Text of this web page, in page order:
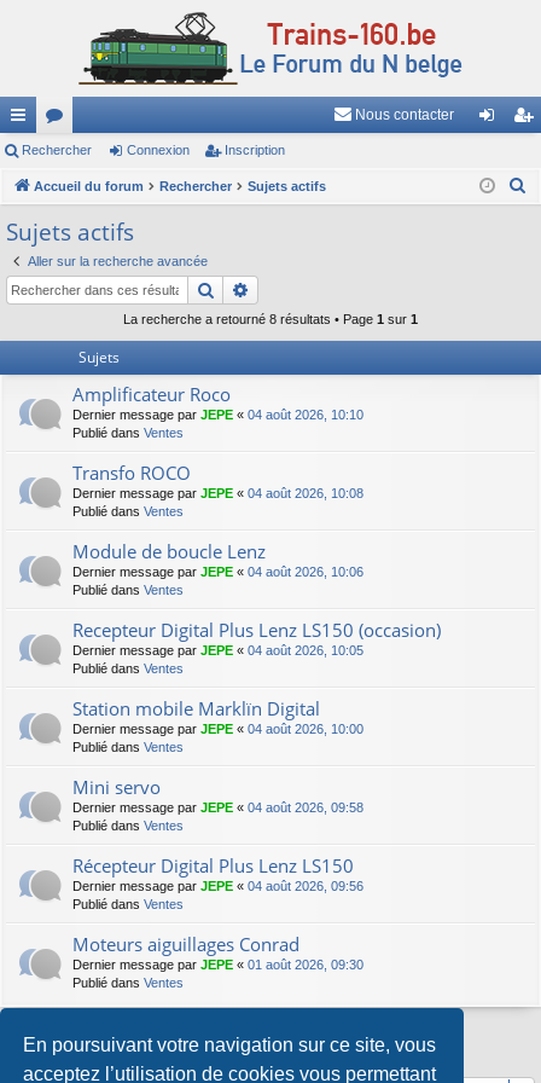
En poursuivant votre navigation sur ce site, vous
acceptez l’utilisation de cookies vous permettant
ac
co
ur
ci
s
or
u
m
s
Nous contacter
ne cri
Rechercher Connexion Inscription
Accueil du forum Rechercher Sujets actifs
c
Sujets actifs
Aller sur la recherche avancée
Rechercher
La recherche a retourné 8 résultats • Page 1 sur 1
Sujets
Amplificateur Roco
Dernier message par JEPE « 04 août 2026, 10:10
Publié dans Ventes
Transfo ROCO
Dernier message par JEPE « 04 août 2026, 10:08
Publié dans Ventes
Module de boucle Lenz
Dernier message par JEPE « 04 août 2026, 10:06
Publié dans Ventes
Recepteur Digital Plus Lenz LS150 (occasion)
Dernier message par JEPE « 04 août 2026, 10:05
Publié dans Ventes
Station mobile Marklïn Digital
Dernier message par JEPE « 04 août 2026, 10:00
Publié dans Ventes
Mini servo
Dernier message par JEPE « 04 août 2026, 09:58
Publié dans Ventes
Récepteur Digital Plus Lenz LS150
Dernier message par JEPE « 04 août 2026, 09:56
Publié dans Ventes
Moteurs aiguillages Conrad
Dernier message par JEPE « 01 août 2026, 09:30
Publié dans Ventes
La recherche a retourné 8 résultats • Page1sur1